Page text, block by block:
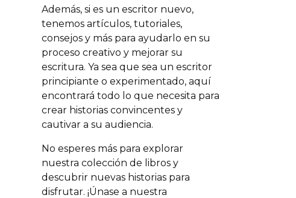
Además, si es un escritor nuevo,
tenemos artículos, tutoriales,
consejos y más para ayudarlo en su
proceso creativo y mejorar su
escritura. Ya sea que sea un escritor
principiante o experimentado, aquí
encontrará todo lo que necesita para
crear historias convincentes y
cautivar a su audiencia.
No esperes más para explorar
nuestra colección de libros y
descubrir nuevas historias para
disfrutar. ¡Únase a nuestra